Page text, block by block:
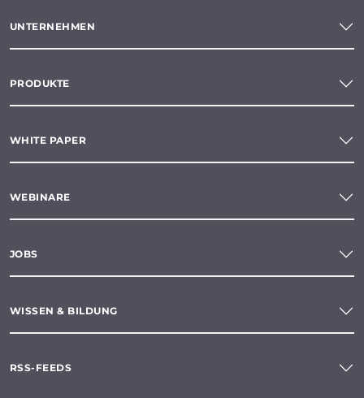
UNTERNEHMEN
PRODUKTE
WHITE PAPER
WEBINARE
JOBS
WISSEN & BILDUNG
RSS-FEEDS